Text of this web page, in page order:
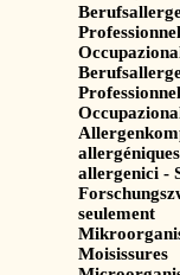
allergenici -
seulement
Moisissures